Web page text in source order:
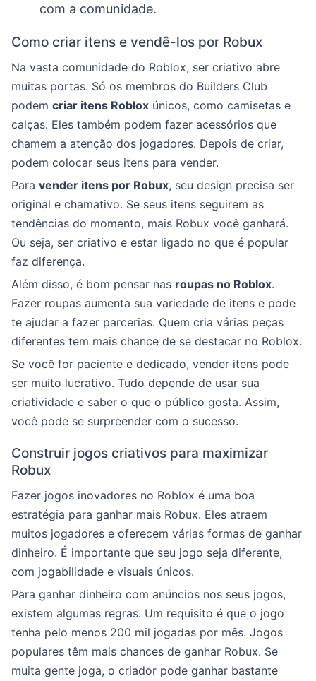
com a comunidade.
Como criar itens e vendê-los por Robux
Na vasta comunidade do Roblox, ser criativo abre
muitas portas. Só os membros do Builders Club
podem criar itens Roblox únicos, como camisetas e
calças. Eles também podem fazer acessórios que
chamem a atenção dos jogadores. Depois de criar,
podem colocar seus itens para vender.
Para vender itens por Robux, seu design precisa ser
original e chamativo. Se seus itens seguirem as
tendências do momento, mais Robux você ganhará.
Ou seja, ser criativo e estar ligado no que é popular
faz diferença.
Além disso, é bom pensar nas roupas no Roblox.
Fazer roupas aumenta sua variedade de itens e pode
te ajudar a fazer parcerias. Quem cria várias peças
diferentes tem mais chance de se destacar no Roblox.
Se você for paciente e dedicado, vender itens pode
ser muito lucrativo. Tudo depende de usar sua
criatividade e saber o que o público gosta. Assim,
você pode se surpreender com o sucesso.
Construir jogos criativos para maximizar
Robux
Fazer jogos inovadores no Roblox é uma boa
estratégia para ganhar mais Robux. Eles atraem
muitos jogadores e oferecem várias formas de ganhar
dinheiro. É importante que seu jogo seja diferente,
com jogabilidade e visuais únicos.
Para ganhar dinheiro com anúncios nos seus jogos,
existem algumas regras. Um requisito é que o jogo
tenha pelo menos 200 mil jogadas por mês. Jogos
populares têm mais chances de ganhar Robux. Se
muita gente joga, o criador pode ganhar bastante